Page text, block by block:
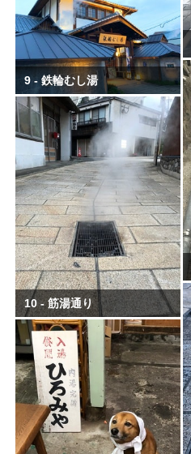
9 - 鉄輪むし湯
10 - 筋湯通り